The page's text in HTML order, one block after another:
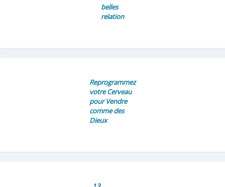
belles
relation
Reprogrammez
votre Cerveau
pour Vendre
comme des
Dieux